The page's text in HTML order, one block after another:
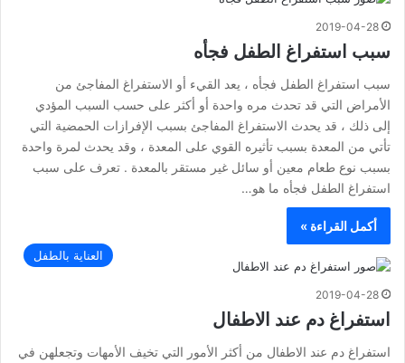
2019-04-28
سبب استفراغ الطفل فجأه
سبب استفراغ الطفل فجأه ، يعد القيء أو الاستفراغ المفاجئ من
الأمراض التي قد تحدث مره واحدة أو أكثر على حسب السبب المؤدي
إلى ذلك ، قد يحدث الاستفراغ المفاجئ بسبب الإفرازات الحمضية التي
تأتي من المعدة بسبب تأثيره القوي على المعدة ، وقد يحدث لمرة واحدة
بسبب نوع طعام معين أو سائل غير مستقر بالمعدة . تعرف على سبب
استفراغ الطفل فجأه ما هو…
أكمل القراءة »
العناية بالطفل
2019-04-28
استفراغ دم عند الاطفال
استفراغ دم عند الاطفال من أكثر الأمور التي تخيف الأمهات وتجعلهن في